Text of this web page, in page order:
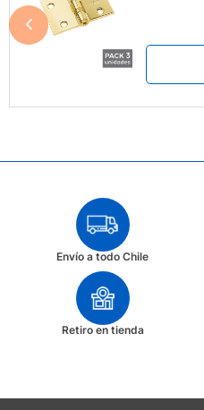
Envío a todo Chile
Retiro en tienda